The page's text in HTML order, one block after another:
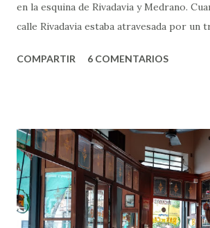
en la esquina de Rivadavia y Medrano.
calle Rivadavia estaba atravesada por un
paradas del tranvía, contrastando con la
fisonomía y sus tesoros arquitectónicos.
perderse en un mundo coqueto y
de bombones. Es habitar una caja de
muy despierto, para no perderse detalle.
pequeño mundo de tu mesa: la silla de
COMPARTIR 6 COMENTARIOS